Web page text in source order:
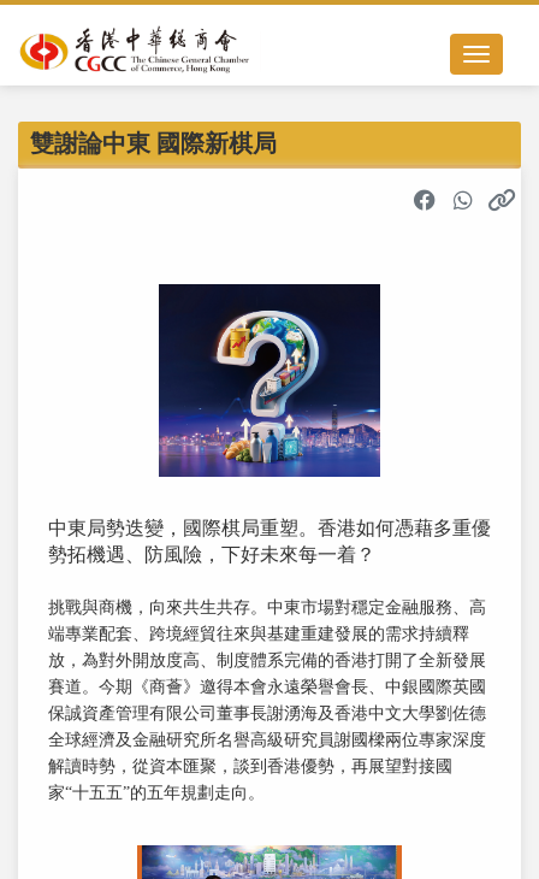
Toggle
雙謝論中東 國際新棋局
中東局勢迭變，國際棋局重塑。香港如何憑藉多重優
勢拓機遇、防風險，下好未來每一着？
挑戰與商機，向來共生共存。中東市場對穩定金融服務、高
端專業配套、跨境經貿往來與基建重建發展的需求持續釋
放，為對外開放度高、制度體系完備的香港打開了全新發展
賽道。今期《商薈》邀得本會永遠榮譽會長、中銀國際英國
保誠資產管理有限公司董事長謝湧海及香港中文大學劉佐德
全球經濟及金融研究所名譽高級研究員謝國樑兩位專家深度
解讀時勢，從資本匯聚，談到香港優勢，再展望對接國
家“十五五”的五年規劃走向。